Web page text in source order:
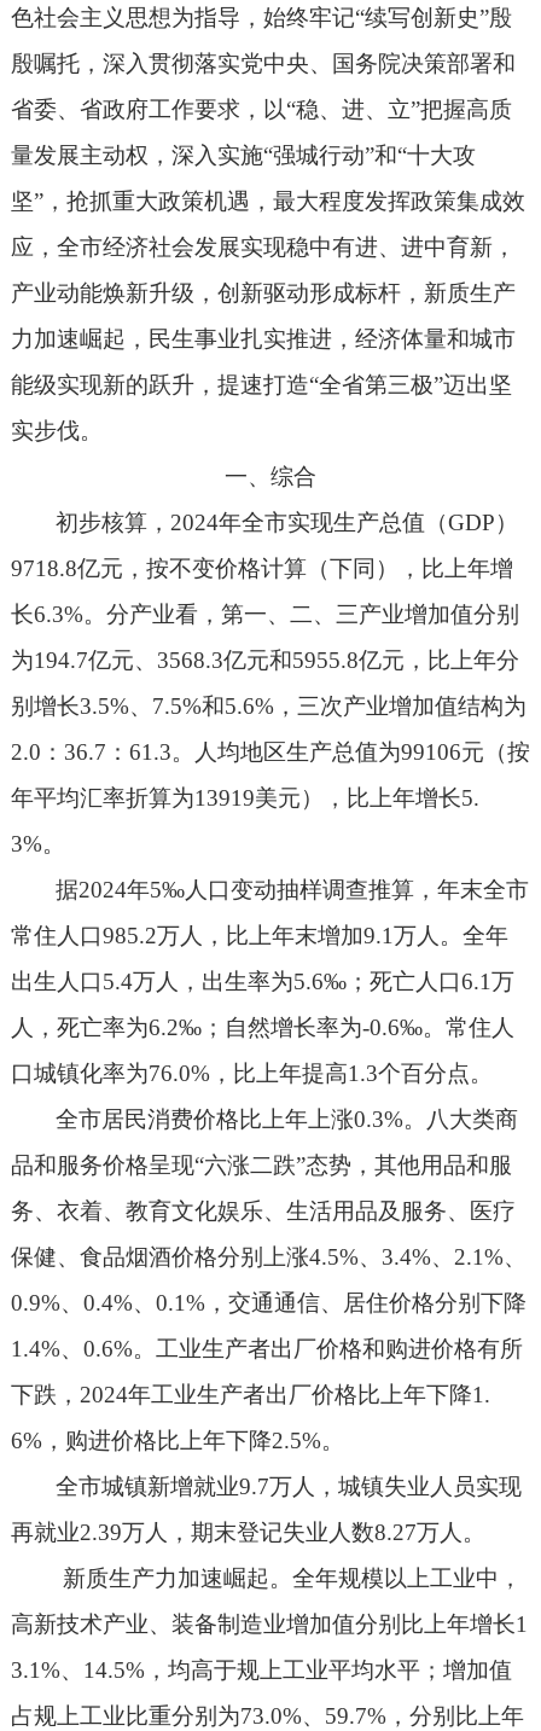
色社会主义思想为指导，始终牢记“续写创新史”殷
殷嘱托，深入贯彻落实党中央、国务院决策部署和
省委、省政府工作要求，以“稳、进、立”把握高质
量发展主动权，深入实施“强城行动”和“十大攻
坚”，抢抓重大政策机遇，最大程度发挥政策集成效
应，全市经济社会发展实现稳中有进、进中育新，
产业动能焕新升级，创新驱动形成标杆，新质生产
力加速崛起，民生事业扎实推进，经济体量和城市
能级实现新的跃升，提速打造“全省第三极”迈出坚
实步伐。
一、综合
初步核算，2024年全市实现生产总值（GDP）
9718.8亿元 ，按不变价格计算（下同），比上年增
长6.3%。分产业看，第一、二、三产业增加值分别
为194.7亿元、 3568.3亿元和5955.8亿元，比上年分
别增长3.5%、 7.5%和5.6%，三次产业增加值结构为
2.0 ： 36.7 ： 61.3。人均地区生产总值为99106元（按
年平均汇率折算为13919美元），比上年增长5.
3%。
据2024年5‰人口变动抽样调查推算，年末全市
常住人口985.2万人，比上年末增加9.1万人。全年
出生人口5.4万人，出生率为5.6‰；死亡人口6.1万
人，死亡率为6.2‰；自然增长率为-0.6‰。常住人
口城镇化率为76.0%，比上年提高1.3个百分点。
全市居民消费价格比上年上涨0.3%。八大类商
品和服务价格呈现“六涨二跌”态势，其他用品和服
务、衣着、教育文化娱乐、生活用品及服务、医疗
保健、食品烟酒价格分别上涨4.5%、 3.4%、 2.1%、
0.9%、 0.4%、 0.1%，交通通信、居住价格分别下降
1.4%、 0.6%。工业生产者出厂价格和购进价格有所
下跌， 2024年工业生产者出厂价格比上年下降1.
6%，购进价格比上年下降2.5%。
全市城镇新增就业9.7万人，城镇失业人员实现
再就业2.39万人，期末登记失业人数8.27万人。
新质生产力加速崛起。 全年规模以上工业中，
高新技术产业、装备制造业增加值分别比上年增长1
3.1%、 14.5%，均高于规上工业平均水平；增加值
占规上工业比重分别为73.0%、 59.7%，分别比上年